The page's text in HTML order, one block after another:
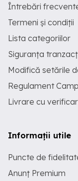
Întrebări
Termeni și condiții
Lista categoriilor
Siguranța
Modifică setările
Regulament
Livrare cu
Informații utile
Puncte de
Anunț Premium